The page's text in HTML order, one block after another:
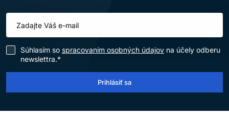
Súhlasím so spracovaním osobných údajov na účely odberu
newslettra.*
Prihlásiť sa